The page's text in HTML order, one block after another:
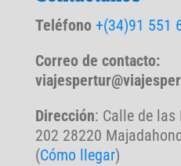
Teléfono +(34)91 551
Correo de contacto:
Dirección: Calle de las
202 28220
(Cómo llegar)